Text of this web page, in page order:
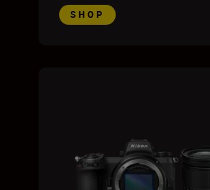
SHOP